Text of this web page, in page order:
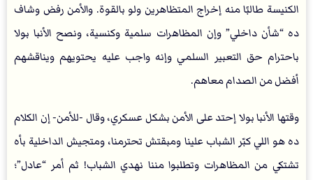
الكنيسة طالبًا منه إخراج المتظاهرين ولو بالقوة. والأمن رفض وشاف
ده “شأن داخلي” وإن المظاهرات سلمية وكنسية، ونصح الأنبا بولا
باحترام حق التعبير السلمي وإنه واجب عليه يحتويهم ويناقشهم
أفضل من الصدام معاهم.
وقتها الأنبا بولا إحتد على الأمن بشكل عسكري، وقال -للأمن- إن الكلام
ده هو اللي كبّر الشباب علينا ومبقتش تحترمنا، ومتجيش الداخلية بأه
تشتكي من المظاهرات وتطلبوا مننا نهدي الشباب! ثم أمر “عادل”؛